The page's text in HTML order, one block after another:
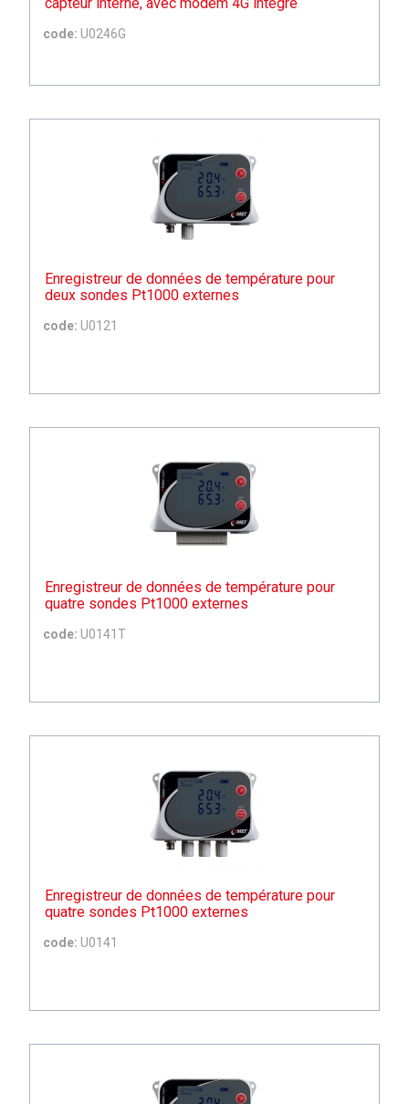
code: U0246G
Enregistreur de données de température pour
deux sondes Pt1000 externes
code: U0121
Enregistreur de données de température pour
quatre sondes Pt1000 externes
code: U0141T
Enregistreur de données de température pour
quatre sondes Pt1000 externes
code: U0141